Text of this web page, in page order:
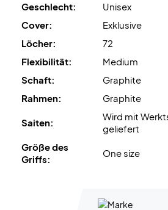
Geschlecht:
Unisex
Cover:
Exklusive
Löcher:
72
Flexibilität:
Medium
Schaft:
Graphite
Rahmen:
Graphite
Saiten:
Wird mit
geliefert
Größe des
Griffs:
One size